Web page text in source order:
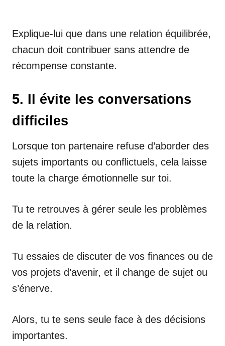
Explique-lui que dans une relation équilibrée,
chacun doit contribuer sans attendre de
récompense constante.
5. Il évite les conversations
difficiles
Lorsque ton partenaire refuse d’aborder des
sujets importants ou conflictuels, cela laisse
toute la charge émotionnelle sur toi.
Tu te retrouves à gérer seule les problèmes
de la relation.
Tu essaies de discuter de vos finances ou de
vos projets d’avenir, et il change de sujet ou
s’énerve.
Alors, tu te sens seule face à des décisions
importantes.